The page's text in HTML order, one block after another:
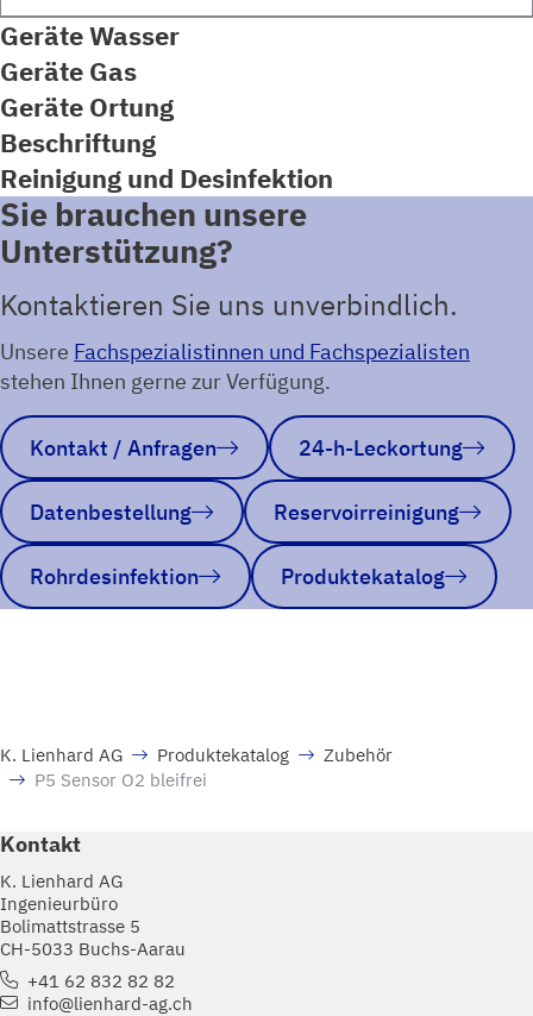
Geräte Wasser
Geräte Gas
Geräte Ortung
Beschriftung
Reinigung und Desinfektion
Sie brauchen unsere
Unterstützung?
Kontaktieren Sie uns unverbindlich.
Unsere Fachspezialistinnen und Fachspezialisten
stehen Ihnen gerne zur Verfügung.
Kontakt / Anfragen 24-h-Leckortung
Datenbestellung Reservoirreinigung
Rohrdesinfektion Produktekatalog
K. Lienhard AG Produktekatalog
Zubehör
P5 Sensor O2 bleifrei
Kontakt
K. Lienhard AG
Ingenieurbüro
Bolimattstrasse 5
CH-5033 Buchs-Aarau
+41 62 832 82 82
info@lienhard-ag.ch